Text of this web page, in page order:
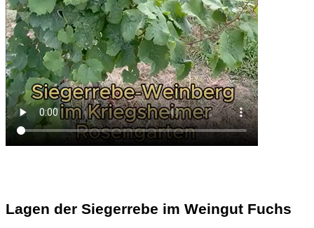
Lagen der Siegerrebe im Weingut Fuchs